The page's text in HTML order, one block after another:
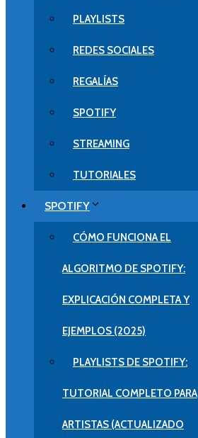
PLAYLISTS
REDES SOCIALES
REGALÍAS
SPOTIFY
STREAMING
TUTORIALES
SPOTIFY
CÓMO FUNCIONA EL
ALGORITMO DE SPOTIFY:
EXPLICACIÓN COMPLETA Y
EJEMPLOS (2025)
PLAYLISTS DE SPOTIFY:
TUTORIAL COMPLETO PARA
ARTISTAS (ACTUALIZADO